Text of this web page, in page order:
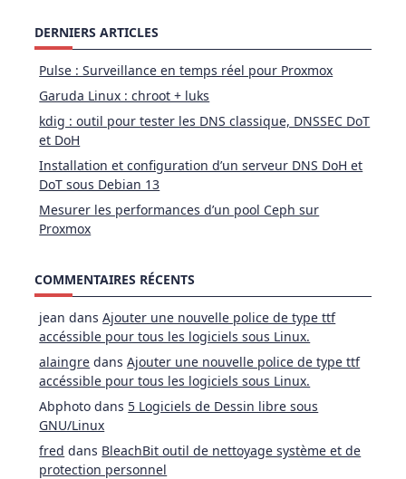
DERNIERS ARTICLES
Pulse : Surveillance en temps réel pour Proxmox
Garuda Linux : chroot + luks
kdig : outil pour tester les DNS classique, DNSSEC DoT
et DoH
Installation et configuration d’un serveur DNS DoH et
DoT sous Debian 13
Mesurer les performances d’un pool Ceph sur
Proxmox
COMMENTAIRES RÉCENTS
jean dansAjouter une nouvelle police de type ttf
accéssible pour tous les logiciels sous Linux.
alaingre dansAjouter une nouvelle police de type ttf
accéssible pour tous les logiciels sous Linux.
Abphoto dans 5 Logiciels de Dessin libre sous
GNU/Linux
fred dans BleachBit outil de nettoyage système et de
protection personnel